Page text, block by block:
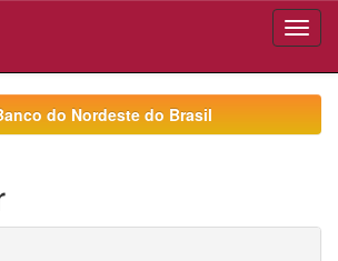
do Nordeste do Brasil